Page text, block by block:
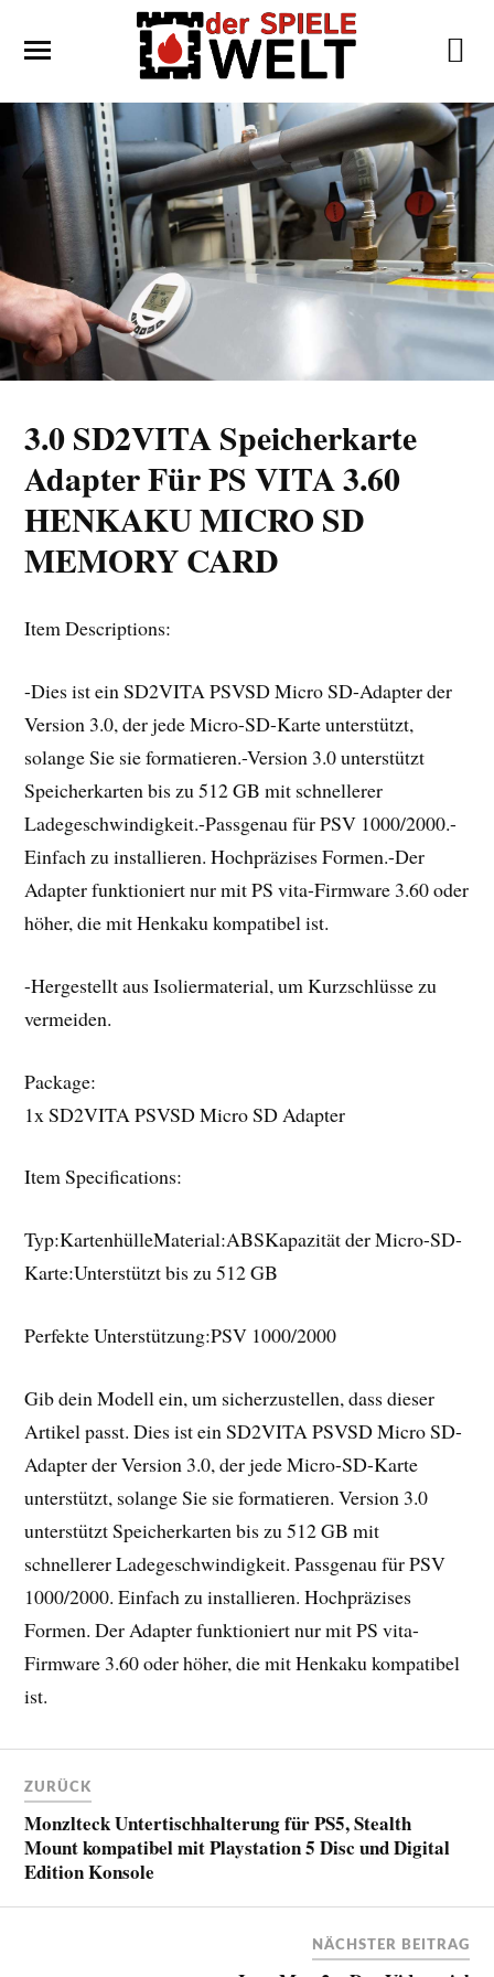
3.0 SD2VITA Speicherkarte
Adapter Für PS VITA 3.60
HENKAKU MICRO SD
MEMORY CARD
Item Descriptions:
-Dies ist ein SD2VITA PSVSD Micro SD-Adapter der
Version 3.0, der jede Micro-SD-Karte unterstützt,
solange Sie sie formatieren.-Version 3.0 unterstützt
Speicherkarten bis zu 512 GB mit schnellerer
Ladegeschwindigkeit.-Passgenau für PSV 1000/2000.-
Einfach zu installieren. Hochpräzises Formen.-Der
Adapter funktioniert nur mit PS vita-Firmware 3.60 oder
höher, die mit Henkaku kompatibel ist.
-Hergestellt aus Isoliermaterial, um Kurzschlüsse zu
vermeiden.
Package:
1x SD2VITA PSVSD Micro SD Adapter
Item Specifications:
Typ:KartenhülleMaterial:ABSKapazität der Micro-SD-
Karte:Unterstützt bis zu 512 GB
Perfekte Unterstützung:PSV 1000/2000
Gib dein Modell ein, um sicherzustellen, dass dieser
Artikel passt. Dies ist ein SD2VITA PSVSD Micro SD-
Adapter der Version 3.0, der jede Micro-SD-Karte
unterstützt, solange Sie sie formatieren. Version 3.0
unterstützt Speicherkarten bis zu 512 GB mit
schnellerer Ladegeschwindigkeit. Passgenau für PSV
1000/2000. Einfach zu installieren. Hochpräzises
Formen. Der Adapter funktioniert nur mit PS vita-
Firmware 3.60 oder höher, die mit Henkaku kompatibel
ist.
ZURÜCK
Monzlteck Untertischhalterung für PS5, Stealth
Mount kompatibel mit Playstation 5 Disc und Digital
Edition Konsole
NÄCHSTER BEITRAG